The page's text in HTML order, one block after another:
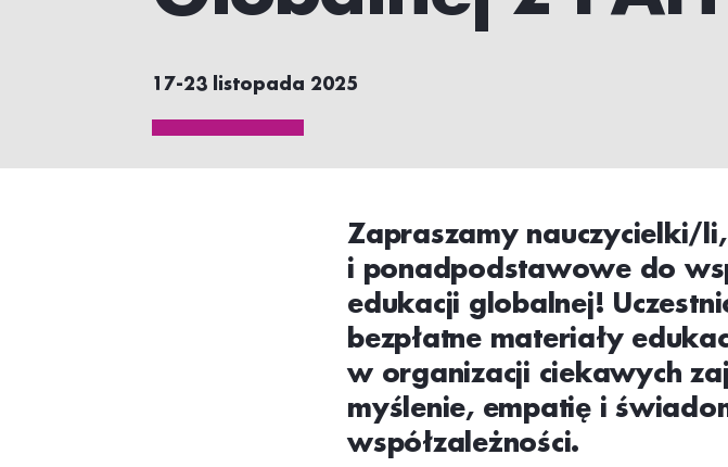
17-23 listopada 2025
Zapraszamy nauczycielki/
i ponadpodstawowe do
edukacji globalnej!
bezpłatne materiały
w organizacji ciekawych
myślenie, empatię i
współzależności.